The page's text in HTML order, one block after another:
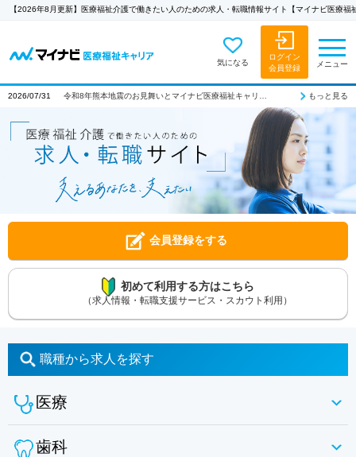
【2026年8月更新】医療福祉介護で働きたい人のための求人・転職情報サイト【マイナビ医療福
気になる
ログイン
会員登録
メニュー
2026/07/21 夏季休業期間のお知らせ もっと見る
会員登録をする
初めて利用する方はこちら
（求人情報・転職支援サービス・スカウト利用）
職種から求人を探す
医療
歯科